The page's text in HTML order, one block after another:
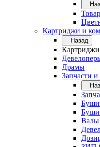
Картриджи и
Назад
Драмы
Запчасти
Валы